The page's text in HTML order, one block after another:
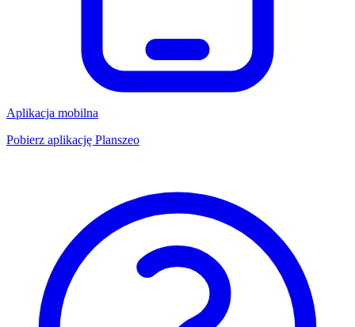
Aplikacja mobilna
Pobierz aplikację Planszeo